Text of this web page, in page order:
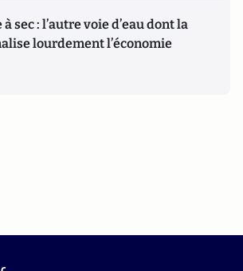
sec : l’autre voie d’eau dont la
lourdement l’économie